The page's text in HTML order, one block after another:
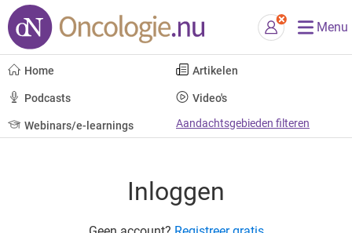
Menu
Home Artikelen
Podcasts Video's
Webinars/e-learnings Aandachtsgebieden filteren
Inloggen